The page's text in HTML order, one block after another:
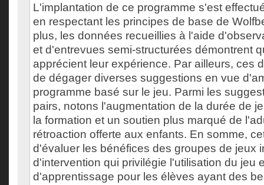
L'implantation de ce programme s'est
en respectant les principes de base de
plus, les données recueillies à l'aide
et d'entrevues semi-structurées démontrent
apprécient leur expérience. Par ailleurs, ces
de dégager diverses suggestions en vue
programme basé sur le jeu. Parmi les
pairs, notons l'augmentation de la durée de
la formation et un soutien plus marqué de
rétroaction offerte aux enfants. En somme,
d'évaluer les bénéfices des groupes de jeux
d'intervention qui privilégie l'utilisation du jeu
d'apprentissage pour les élèves ayant des